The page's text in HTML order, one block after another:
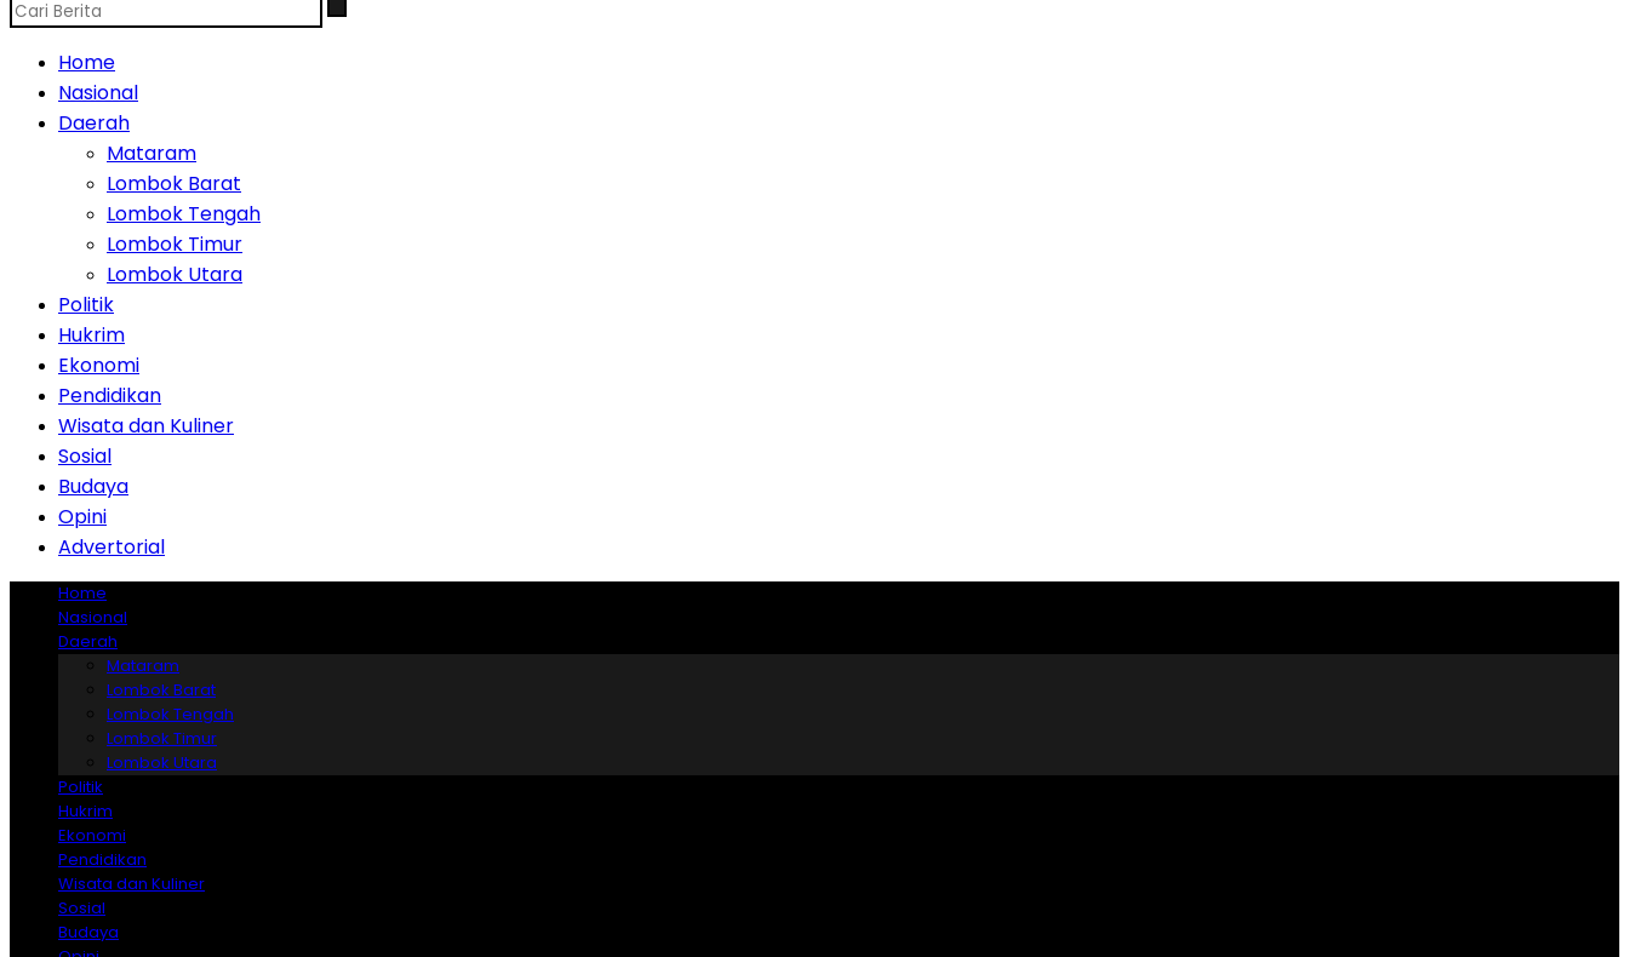
Home
Nasional
Daerah
Mataram
Lombok Barat
Lombok Tengah
Lombok Timur
Lombok Utara
Politik
Hukrim
Ekonomi
Pendidikan
Wisata dan Kuliner
Sosial
Budaya
Opini
Advertorial
Home
Nasional
Daerah
Mataram
Lombok Barat
Lombok Tengah
Lombok Timur
Lombok Utara
Politik
Hukrim
Ekonomi
Pendidikan
Wisata dan Kuliner
Sosial
Budaya